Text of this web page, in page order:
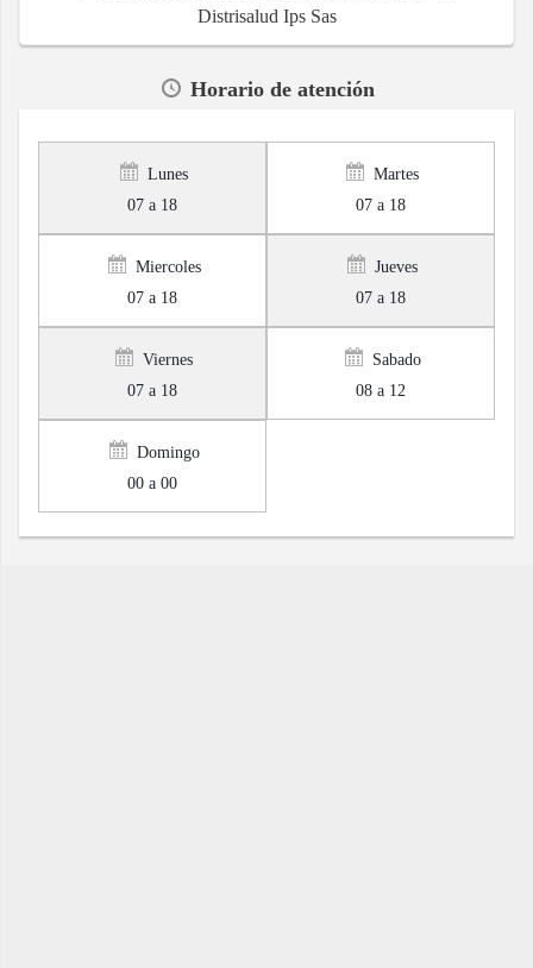
Distrisalud Ips Sas
Horario de atención
Lunes
07 a 18
Martes
07 a 18
Miercoles
07 a 18
Jueves
07 a 18
Viernes
07 a 18
Sabado
08 a 12
Domingo
00 a 00